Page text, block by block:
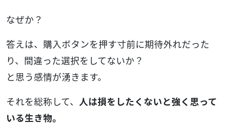
なぜか？
答えは、購入ボタンを押す寸前に期待外れだった
り、間違った選択をしてないか？
と思う感情が湧きます。
それを総称して、 人は損をしたくないと強く思って
いる生き物。